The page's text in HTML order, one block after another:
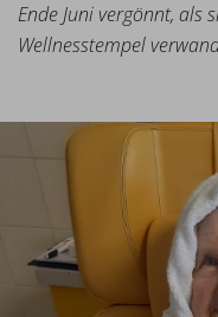
Ende Juni vergönnt, als
Wellnesstempel